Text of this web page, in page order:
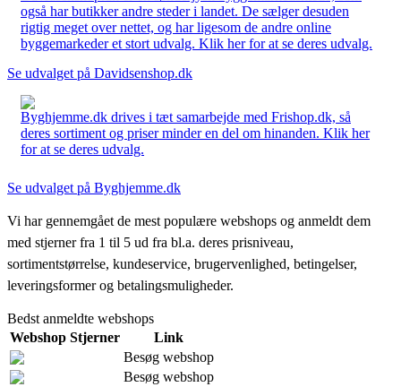
også har butikker andre steder i landet. De sælger desuden
rigtig meget over nettet, og har ligesom de andre online
byggemarkeder et stort udvalg. Klik her for at se deres udvalg.
Se udvalget på Davidsenshop.dk
Byghjemme.dk drives i tæt samarbejde med Frishop.dk, så
deres sortiment og priser minder en del om hinanden. Klik her
for at se deres udvalg.
Se udvalget på Byghjemme.dk
Vi har gennemgået de mest populære webshops og anmeldt dem
med stjerner fra 1 til 5 ud fra bl.a. deres prisniveau,
sortimentstørrelse, kundeservice, brugervenlighed, betingelser,
leveringsformer og betalingsmuligheder.
Bedst anmeldte webshops
Webshop Stjerner
Link
Besøg webshop
Besøg webshop